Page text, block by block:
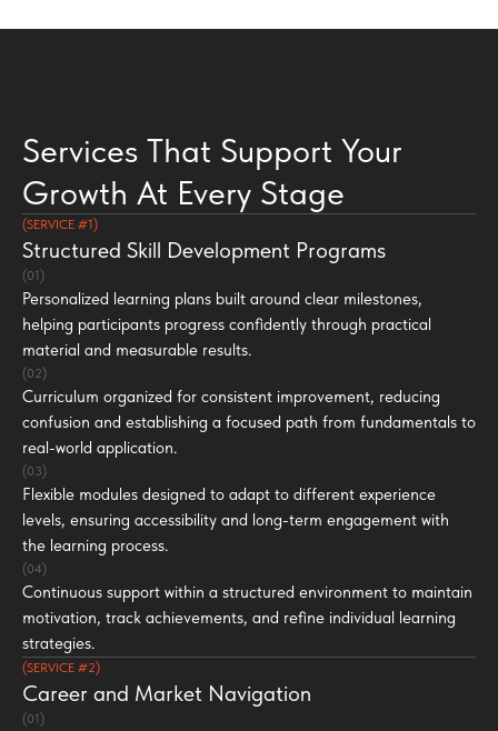
Services That Support Your
Growth At Every Stage
(SERVICE #1)
Structured Skill Development Programs
(01)
Personalized learning plans built around clear milestones,
helping participants progress confidently through practical
material and measurable results.
(02)
Curriculum organized for consistent improvement, reducing
confusion and establishing a focused path from fundamentals to
real-world application.
(03)
Flexible modules designed to adapt to different experience
levels, ensuring accessibility and long-term engagement with
the learning process.
(04)
Continuous support within a structured environment to maintain
motivation, track achievements, and refine individual learning
strategies.
(SERVICE #2)
Career and Market Navigation
(01)